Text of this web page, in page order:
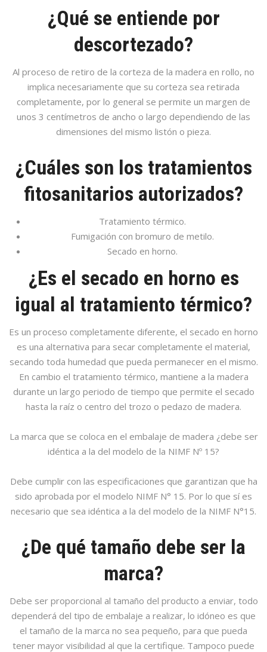
¿Qué se entiende por
descortezado?
Al proceso de retiro de la corteza de la madera en rollo, no
implica necesariamente que su corteza sea retirada
completamente, por lo general se permite un margen de
unos 3 centímetros de ancho o largo dependiendo de las
dimensiones del mismo listón o pieza.
¿Cuáles son los tratamientos
fitosanitarios autorizados?
Tratamiento térmico.
Fumigación con bromuro de metilo.
Secado en horno.
¿Es el secado en horno es
igual al tratamiento térmico?
Es un proceso completamente diferente, el secado en horno
es una alternativa para secar completamente el material,
secando toda humedad que pueda permanecer en el mismo.
En cambio el tratamiento térmico, mantiene a la madera
durante un largo periodo de tiempo que permite el secado
hasta la raíz o centro del trozo o pedazo de madera.
La marca que se coloca en el embalaje de madera ¿debe ser
idéntica a la del modelo de la NIMF Nº 15?
Debe cumplir con las especificaciones que garantizan que ha
sido aprobada por el modelo NIMF N° 15. Por lo que sí es
necesario que sea idéntica a la del modelo de la NIMF N°15.
¿De qué tamaño debe ser la
marca?
Debe ser proporcional al tamaño del producto a enviar, todo
dependerá del tipo de embalaje a realizar, lo idóneo es que
el tamaño de la marca no sea pequeño, para que pueda
tener mayor visibilidad al que la certifique. Tampoco puede